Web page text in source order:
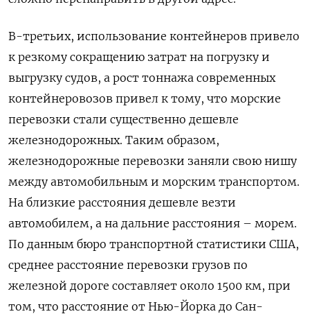
В-третьих, использование контейнеров привело
к резкому сокращению затрат на погрузку и
выгрузку судов, а рост тоннажа современных
контейнеровозов привел к тому, что морские
перевозки стали существенно дешевле
железнодорожных. Таким образом,
железнодорожные перевозки заняли свою нишу
между автомобильным и морским транспортом.
На близкие расстояния дешевле везти
автомобилем, а на дальние расстояния – морем.
По данным бюро транспортной статистики США,
среднее расстояние перевозки грузов по
железной дороге составляет около 1500 км, при
том, что расстояние от Нью-Йорка до Сан-